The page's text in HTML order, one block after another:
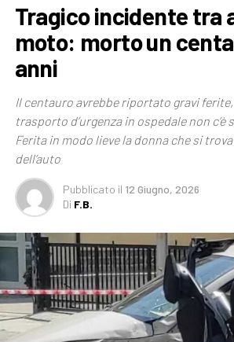
Tragico incidente tra
moto: morto un
anni
Il centauro avrebbe riportato gravi
trasporto d’urgenza in ospedale non c’è
Ferita in modo lieve la donna che si
dell’auto
Pubblicato il 12 Giugno, 2026
Di F.B.